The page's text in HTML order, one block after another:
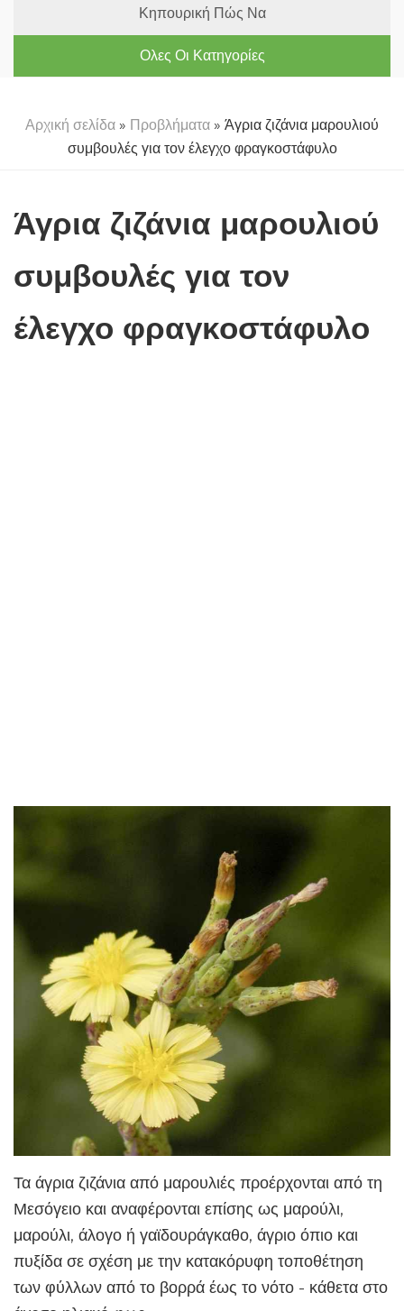
Κηπουρική Πώς Να
Ολες Οι Κατηγορίες
Αρχική σελίδα » Προβλήματα » Άγρια ζιζάνια μαρουλιού
συμβουλές για τον έλεγχο φραγκοστάφυλο
Άγρια ζιζάνια μαρουλιού
συμβουλές για τον
έλεγχο φραγκοστάφυλο
Τα άγρια ​​ζιζάνια από μαρουλιές προέρχονται από τη
Μεσόγειο και αναφέρονται επίσης ως μαρούλι,
μαρούλι, άλογο ή γαϊδουράγκαθο, άγριο όπιο και
πυξίδα σε σχέση με την κατακόρυφη τοποθέτηση
των φύλλων από το βορρά έως το νότο - κάθετα στο